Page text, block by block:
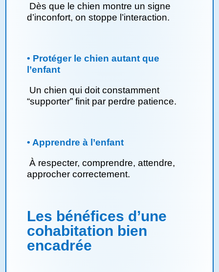
Dès que le chien montre un signe
d’inconfort, on stoppe l’interaction.
• Protéger le chien autant que
l’enfant
Un chien qui doit constamment
“supporter” finit par perdre patience.
• Apprendre à l’enfant
À respecter, comprendre, attendre,
approcher correctement.
Les bénéfices d’une
cohabitation bien
encadrée